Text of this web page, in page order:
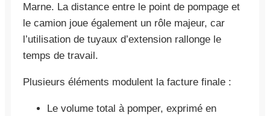
Marne. La distance entre le point de pompage et
le camion joue également un rôle majeur, car
l’utilisation de tuyaux d’extension rallonge le
temps de travail.
Plusieurs éléments modulent la facture finale :
Le volume total à pomper, exprimé en